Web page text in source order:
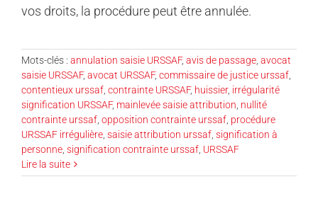
vos droits, la procédure peut être annulée.
Mots-clés : annulation saisie URSSAF, avis de passage avocat
saisie URSSAF, avocat URSSAF, commissaire de justice urssaf
contentieux urssaf contrainte URSSAF, huissier, irrégularité
signification URSSAF, mainlevée saisie attribution nullité
contrainte urssaf opposition contrainte urssaf procédure
URSSAF irrégulière saisie attribution urssaf signification à
personne signification contrainte urssaf URSSAF
Lire la suite